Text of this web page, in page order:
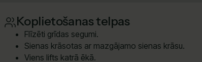
Koplietošanas telpas
Flīzēti grīdas segumi.
Sienas krāsotas ar mazgājamo sienas krāsu.
Viens lifts katrā ēkā.